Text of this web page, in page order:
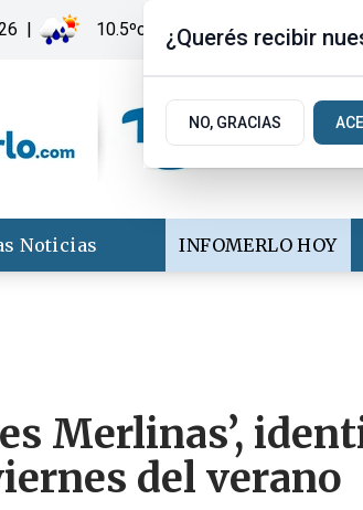
| 10.5ºc | Merlo, San Luis
Noticias INFOMERLO HOY
Merlinas’,
del verano
¿Querés recibir
NO, GRACIAS